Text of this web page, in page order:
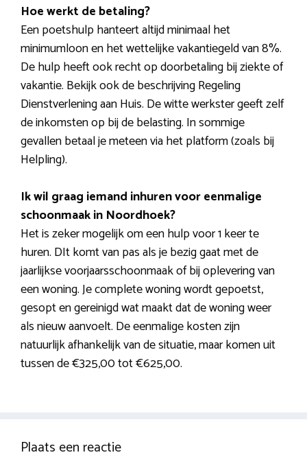
Hoe werkt de betaling?
Een poetshulp hanteert altijd minimaal het
minimumloon en het wettelijke vakantiegeld van 8%.
De hulp heeft ook recht op doorbetaling bij ziekte of
vakantie. Bekijk ook de beschrijving Regeling
Dienstverlening aan Huis. De witte werkster geeft zelf
de inkomsten op bij de belasting. In sommige
gevallen betaal je meteen via het platform (zoals bij
Helpling).
Ik wil graag iemand inhuren voor eenmalige
schoonmaak in Noordhoek?
Het is zeker mogelijk om een hulp voor 1 keer te
huren. DIt komt van pas als je bezig gaat met de
jaarlijkse voorjaarsschoonmaak of bij oplevering van
een woning. Je complete woning wordt gepoetst,
gesopt en gereinigd wat maakt dat de woning weer
als nieuw aanvoelt. De eenmalige kosten zijn
natuurlijk afhankelijk van de situatie, maar komen uit
tussen de €325,00 tot €625,00.
Plaats een reactie